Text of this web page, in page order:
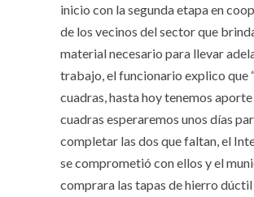
inicio con la segunda etapa en
de los vecinos del sector que
material necesario para llevar
trabajo, el funcionario explico que
cuadras, hasta hoy tenemos aporte
cuadras esperaremos unos días
completar las dos que faltan, el
se comprometió con ellos y el
comprara las tapas de hierro